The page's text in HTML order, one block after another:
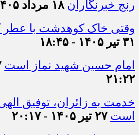
رنج خبرنگاران ۱۸ مرداد ۱۴۰۵ - ۱۵:۱۴
وقتی خاک کوهدشت با عطر
۳۱ تیر ۱۴۰۵ - ۱۸:۴۵
امام حسین شهید نماز است
۲۱:۲۲
خدمت به زائران، توفیق
است ۲۷ تیر ۱۴۰۵ - ۲۰:۱۷